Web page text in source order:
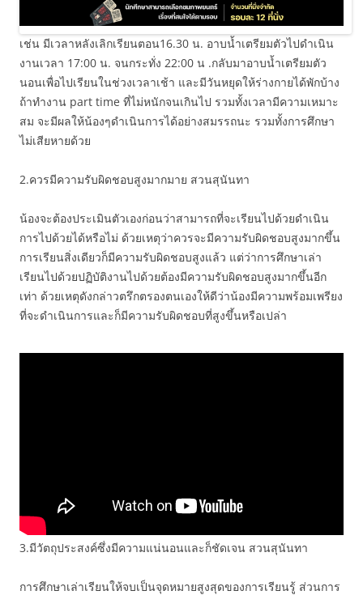
เช่น มีเวลาหลังเลิกเรียนตอน16.30 น. อาบน้ำเตรียมตัวไปดำเนิน
งานเวลา 17:00 น. จนกระทั่ง 22:00 น .กลับมาอาบน้ำเตรียมตัว
นอนเพื่อไปเรียนในช่วงเวลาเช้า และมีวันหยุดให้ร่างกายได้พักบ้าง
ถ้าทำงาน part time ที่ไม่หนักจนเกินไป รวมทั้งเวลามีความเหมาะ
สม จะมีผลให้น้องๆดำเนินการได้อย่างสมรรถนะ รวมทั้งการศึกษา
ไม่เสียหายด้วย
2.ควรมีความรับผิดชอบสูงมากมาย สวนสุนันทา
น้องจะต้องประเมินตัวเองก่อนว่าสามารถที่จะเรียนไปด้วยดำเนิน
การไปด้วยได้หรือไม่ ด้วยเหตุว่าควรจะมีความรับผิดชอบสูงมากขึ้น
การเรียนสิ่งเดียวก็มีความรับผิดชอบสูงแล้ว แต่ว่าการศึกษาเล่า
เรียนไปด้วยปฏิบัติงานไปด้วยต้องมีความรับผิดชอบสูงมากขึ้นอีก
เท่า ด้วยเหตุดังกล่าวตรึกตรองตนเองให้ดีว่าน้องมีความพร้อมเพรียง
ที่จะดำเนินการและก็มีความรับผิดชอบที่สูงขึ้นหรือเปล่า
3.มีวัตถุประสงค์ซึ่งมีความแน่นอนและก็ชัดเจน สวนสุนันทา
การศึกษาเล่าเรียนให้จบเป็นจุดหมายสูงสุดของการเรียนรู้ ส่วนการ